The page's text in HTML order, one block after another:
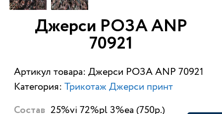
Джерси РОЗА ANP
70921
Артикул товара: Джерси РОЗА ANP 70921
Категория: Трикотаж Джерси принт
Состав 25%vi 72%pl 3%ea (750р.)